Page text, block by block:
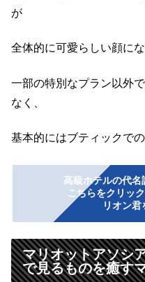
が
全体的に可愛らしい顔に
一部の特別なプラン以外
なく、
基本的にはブティックで
高級ホテルの代名
こちらをクリッ
リオン君
マリオットアソシ
で見るものを癒す